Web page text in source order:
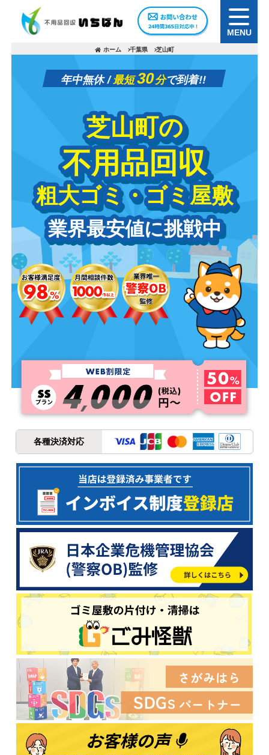
MENU
ホーム 千葉県 芝山町
年中無休 /最短30分で到着!!
芝山町の
芝山町の
不用品回収
不用品回収
粗大ゴミ・ゴミ屋敷
粗大ゴミ・ゴミ屋敷
業界最安値に挑戦中
業界最安値に挑戦中
各種決済対応